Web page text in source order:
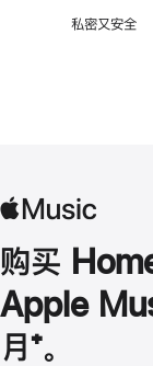
私密又安全
购买
Apple
月 脚
⁺。